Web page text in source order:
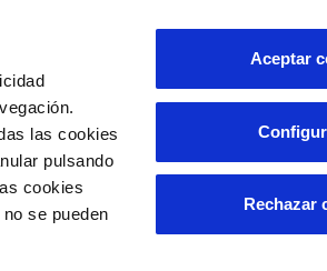
las cookies
pulsando
cookies
se pueden
Aceptar
Rechazar
INCIDENCIAS
Comunica anomalías o
PORTAL DE TRANSPARENCIA
Área de